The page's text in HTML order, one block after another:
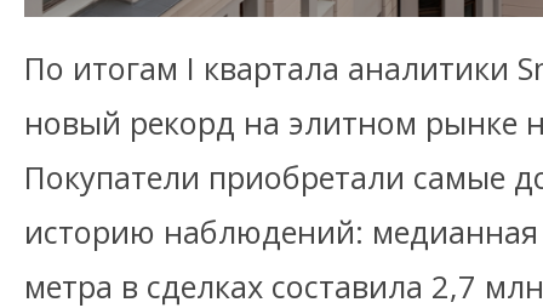
По итогам I квартала аналитики
новый рекорд на элитном рынке
Покупатели приобретали самые
историю наблюдений: медианная
метра в сделках составила 2,7